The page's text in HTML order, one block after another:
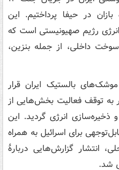
بازان در حیفا پرداختیم. این
رژیم صهیونیستی است که
داخلی، از جمله بنزین،
موشک‌های بالستیک ایران قرار
توقف فعالیت بخش‌هایی از
و ذخیره‌سازی انرژی گردید. این
برای اسرائیل به همراه
انتشار گزارش‌هایی دربارهٔ
شد.